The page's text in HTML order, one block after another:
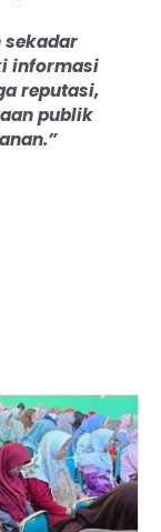
sekadar
informasi
reputasi,
publik